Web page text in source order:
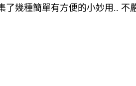
了幾種簡單有方便的小妙用.. 不